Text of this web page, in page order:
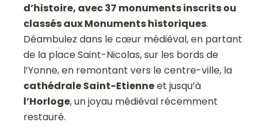
d’histoire, avec 37 monuments inscrits ou
classés aux Monuments historiques.
Déambulez dans le cœur médiéval, en partant
de la place Saint-Nicolas, sur les bords de
l’Yonne, en remontant vers le centre-ville, la
cathédrale Saint-Etienneet jusqu’à
l’Horloge, un joyau médiéval récemment
restauré.